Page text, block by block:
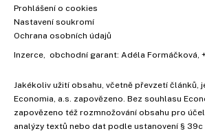
Prohlášení o cookies
Nastavení soukromí
Ochrana osobních údajů
Inzerce , obchodní garant: Adéla Formáčková
Jakékoliv užití obsahu, včetně převzetí článků,
Economia, a.s. zapovězeno. Bez souhlasu
zapovězeno též rozmnožování obsahu pro
analýzy textů nebo dat podle ustanovení § 39c